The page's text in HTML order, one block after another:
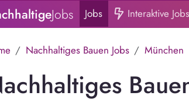
Jobs Jobs Interaktive
Nachhaltiges Bauen Jobs München